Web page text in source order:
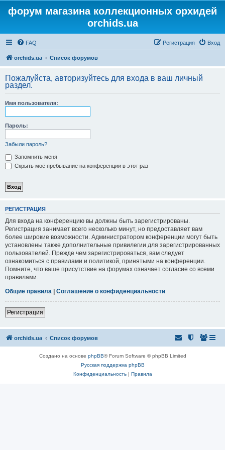
форум магазина коллекционных орхидей
orchids.ua
FAQ Вход
Регистрация
orchids.ua Список форумов
Пожалуйста, авторизуйтесь для входа в ваш личный
раздел.
Имя пользователя:
Пароль:
Забыли пароль?
Запомнить меня
Скрыть моё пребывание на конференции в этот раз
РЕГИСТРАЦИЯ
Для входа на конференцию вы должны быть зарегистрированы.
Регистрация занимает всего несколько минут, но предоставляет вам
более широкие возможности. Администратором конференции могут быть
установлены также дополнительные привилегии для зарегистрированных
пользователей. Прежде чем зарегистрироваться, вам следует
ознакомиться с правилами и политикой, принятыми на конференции.
Помните, что ваше присутствие на форумах означает согласие со всеми
правилами.
Общие правила | Соглашение о конфиденциальности
Регистрация
orchids.ua Список форумов
Создано на основе phpBB® Forum Software © phpBB Limited
Русская поддержка phpBB
Конфиденциальность| Правила